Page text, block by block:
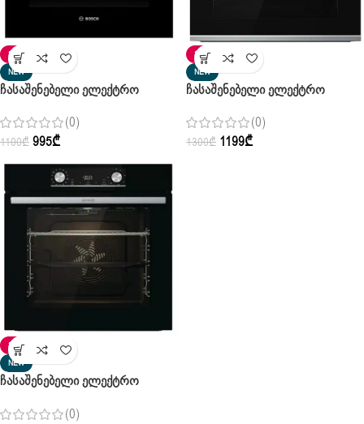
SALE
NEW
Ჩასაშენებელი Ელექტრო
Black
(0)
1100₾ 995₾
SALE
NEW
Ჩასაშენებელი Ელექტრო
CORP Pure Black
(0)
1300₾ 1199₾
SALE
NEW
Ჩასაშენებელი Ელექტრო
6747A01BG Pure Black
(0)